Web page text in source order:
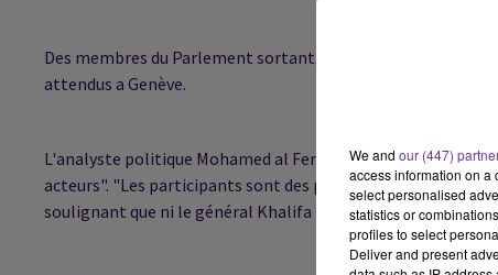
Des membres du Parlement sortant, le Congrès général
attendus a Genève.
L'analyste politique Mohamed al Ferjani estime toutefois
acteurs". "Les participants sont des politiciens et n'ont
soulignant que ni le général Khalifa Haftar ni "Fajr Libya"
We and our (447)
access information on a
select personalised
statistics or
profiles to select
Deliver and present